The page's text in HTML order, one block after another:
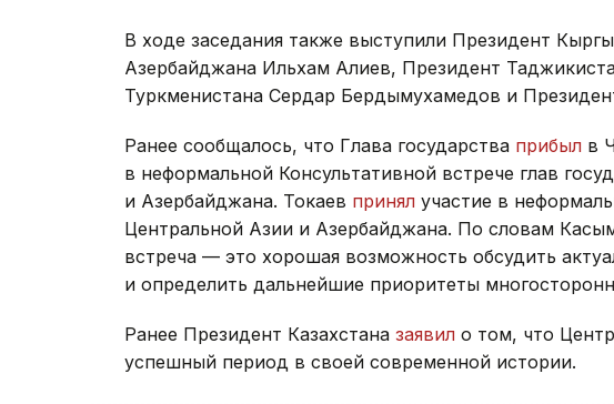
В ходе заседания также выступили Президент
Азербайджана Ильхам Алиев, Президент
Туркменистана Сердар Бердымухамедов и
Ранее сообщалось, что Глава государства прибыл в
в неформальной Консультативной встрече глав
и Азербайджана. Токаев принял участие в
Центральной Азии и Азербайджана. По словам
встреча — это хорошая возможность обсудить
и определить дальнейшие приоритеты
Ранее Президент Казахстана заявил о том, что
успешный период в своей современной истории.